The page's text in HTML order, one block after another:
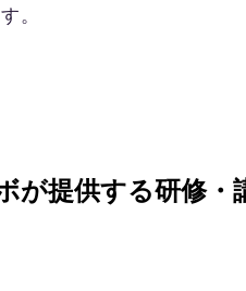
。
が提供する研修・